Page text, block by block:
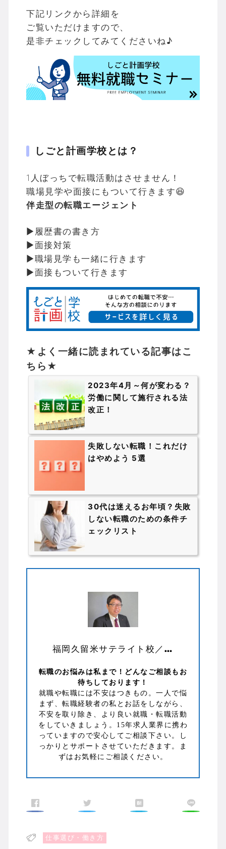
下記リンクから詳細を
ご覧いただけますので、
是非チェックしてみてくださいね♪
しごと計画学校とは？
1人ぼっちで転職活動はさせません！
職場見学や面接にもついて行きます😆
伴走型の転職エージェント
▶履歴書の書き方
▶面接対策
▶職場見学も一緒に行きます
▶面接もついて行きます
★よく一緒に読まれている記事はこ
ちら★
2023年4月～何が変わる？
労働に関して施行される法
改正！
失敗しない転職！これだけ
はやめよう 5選
30代は迷えるお年頃？失敗
しない転職のための条件チ
ェックリスト
福岡久留米サテライト校／地山 剛史
転職のお悩みは私まで！どんなご相談もお
待ちしております！
就職や転職には不安はつきもの。一人で悩
まず、転職経験者の私とお話をしながら、
不安を取り除き、より良い就職・転職活動
をしていきましょう。15年求人業界に携わ
っていますので安心してご相談下さい。し
っかりとサポートさせていただきます。ま
ずはお気軽にご相談ください。
仕事選び・働き方